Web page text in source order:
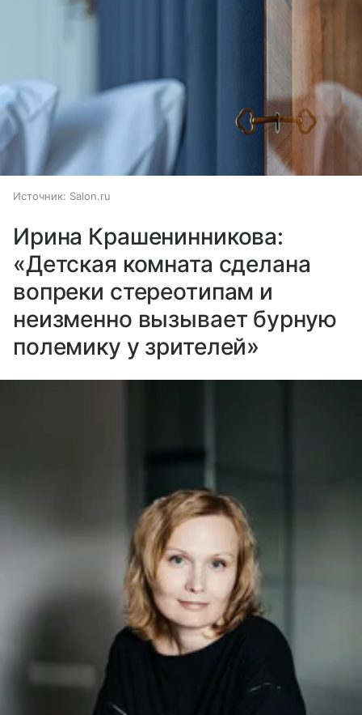
Источник: Salon.ru
Ирина Крашенинникова:
«Детская комната сделана
вопреки стереотипам и
неизменно вызывает бурную
полемику у зрителей»